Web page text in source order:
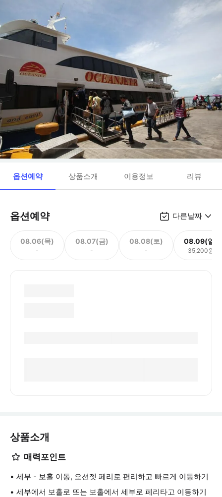
옵션예약 상품소개 이용정보 리뷰
옵션예약 다른날짜
08.06(목)
-
08.07(금)
-
08.08(토)
-
08.09(일)
35,200원
상품소개
매력포인트
세부 - 보홀 이동, 오션젯 페리로 편리하고 빠르게 이동하기
세부에서 보홀로 또는 보홀에서 세부로 페리타고 이동하기